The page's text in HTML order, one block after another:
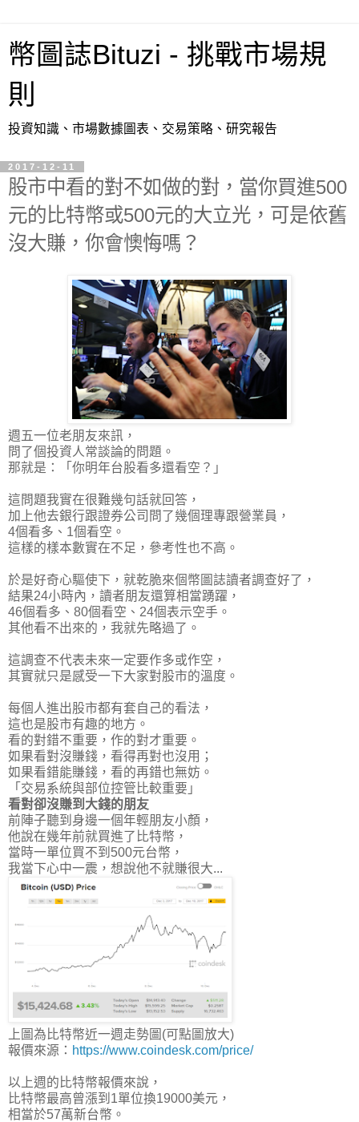
幣圖誌Bituzi - 挑戰市場規
則
投資知識、市場數據圖表、交易策略、研究報告
2017-12-11
股市中看的對不如做的對，當你買進500
元的比特幣或500元的大立光，可是依舊
沒大賺，你會懊悔嗎？
週五一位老朋友來訊，
問了個投資人常談論的問題。
那就是：「你明年台股看多還看空？」
這問題我實在很難幾句話就回答，
加上他去銀行跟證券公司問了幾個理專跟營業員，
4個看多、1個看空。
這樣的樣本數實在不足，參考性也不高。
於是好奇心驅使下，就乾脆來個幣圖誌讀者調查好了，
結果24小時內，讀者朋友還算相當踴躍，
46個看多、80個看空、24個表示空手 。
其他看不出來的，我就先略過了。
這調查不代表未來一定要作多或作空，
其實就只是感受一下大家對股市的溫度。
每個人進出股市都有套自己的看法，
這也是股市有趣的地方。
看的對錯不重要，作的對才重要。
如果看對沒賺錢，看得再對也沒用；
如果看錯能賺錢，看的再錯也無妨。
「交易系統與部位控管比較重要」
看對卻沒賺到大錢的朋友
前陣子聽到身邊一個年輕朋友小顏，
他說在幾年前就買進了比特幣，
當時一單位買不到500元台幣 ，
我當下心中一震，想說他不就賺很大...
上圖為比特幣近一週走勢圖(可點圖放大)
報價來源： https://www.coindesk.com/price/
以上週的比特幣報價來說，
比特幣最高曾漲到1單位換19000美元，
相當於57萬新台幣。